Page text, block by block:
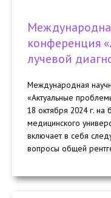
конференция
лучевой
Международная
«Актуальные
18 октября 2024 г. на
медицинского
включает в себя
вопросы общей